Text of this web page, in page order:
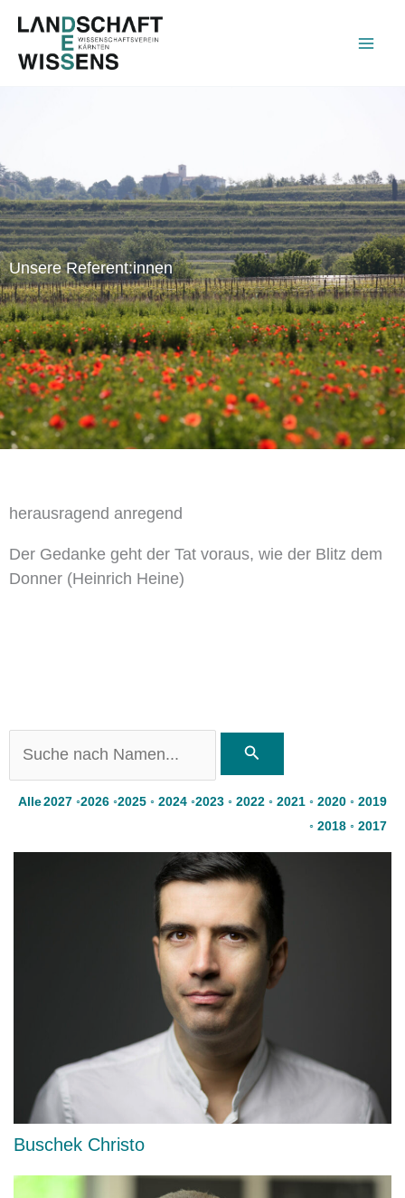
Inhalt
springen
Unsere Referent:innen
herausragend anregend
Der Gedanke geht der Tat voraus, wie der Blitz dem
Donner (Heinrich Heine)
Alle2027 ◦2026 ◦2025 ◦ 2024 ◦2023 ◦ 2022 ◦ 2021 ◦ 2020 ◦ 2019
◦ 2018 ◦ 2017
Buschek Christo